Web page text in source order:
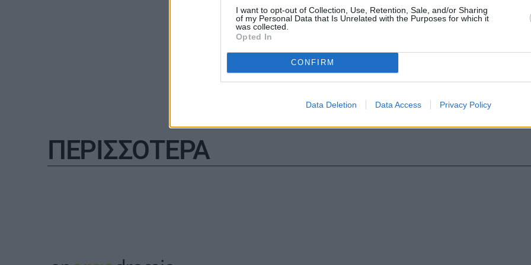
I want to opt-out of Collection, Use, Retention, Sale, and/or Sharing
of my Personal Data that Is Unrelated with the Purposes for which it
was collected.
Opted In
CONFIRM
Data Deletion Data Access Privacy Policy
ΟΡΟΙ ΧΡΗΣΗΣ
ΠΕΡΙΣΣΟΤΕΡΑ